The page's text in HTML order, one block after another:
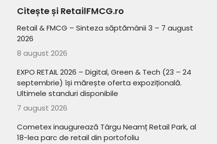
Citește și RetailFMCG.ro
Retail & FMCG – Sinteza săptămânii 3 – 7 august
2026
8 august 2026
EXPO RETAIL 2026 – Digital, Green & Tech (23 – 24
septembrie) își mărește oferta expozițională.
Ultimele standuri disponibile
7 august 2026
Cometex inaugurează Târgu Neamț Retail Park, al
18-lea parc de retail din portofoliu